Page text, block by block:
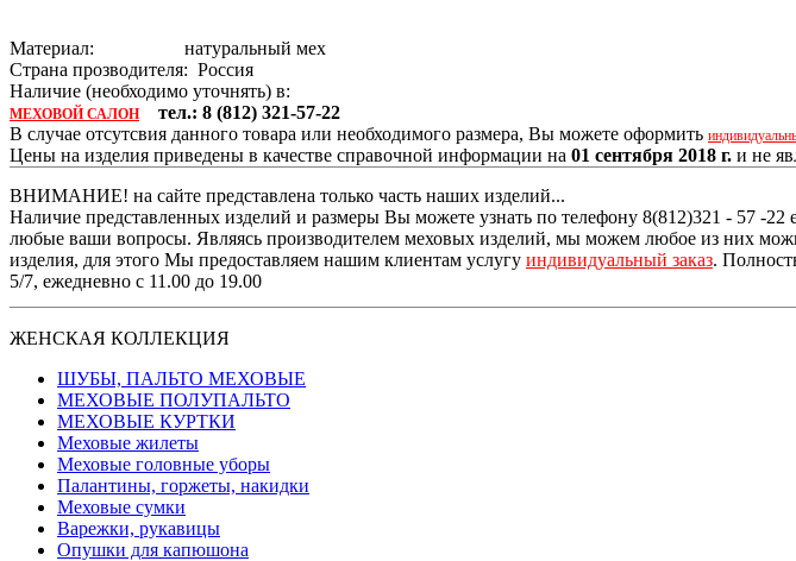
Материал: натуральный мех
Страна прозводителя: Россия
Наличие (необходимо уточнять) в:
МЕХОВОЙ САЛОН
тел.: 8 (812) 321-57-22
В случае отсутсвия данного товара или необходимого размера, Вы можете оформить
Цены на изделия приведены в качестве справочной информации на 01 сентября 2018 г. и не
ВНИМАНИЕ! на сайте представлена только часть наших изделий...
Наличие представленных изделий и размеры Вы можете узнать по телефону 8(812)321 - 57 -
любые ваши вопросы. Являясь производителем меховых изделий, мы можем любое из них
изделия, для этого Мы предоставляем нашим клиентам услугу индивидуальный заказ.
5/7, ежедневно с 11.00 до 19.00
ЖЕНСКАЯ КОЛЛЕКЦИЯ
ШУБЫ, ПАЛЬТО МЕХОВЫЕ
МЕХОВЫЕ ПОЛУПАЛЬТО
МЕХОВЫЕ КУРТКИ
Меховые жилеты
Меховые головные уборы
Палантины, горжеты, накидки
Меховые сумки
Варежки, рукавицы
Опушки для капюшона